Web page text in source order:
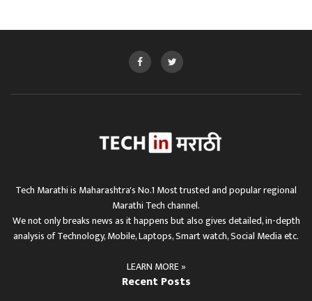
Tech Marathi is Maharashtra's No.1 Most trusted and popular regional
Marathi Tech channel.
We not only breaks news as it happens but also gives detailed, in-depth
analysis of Technology, Mobile, Laptops, Smart watch, Social Media etc.
LEARN MORE »
Recent Posts